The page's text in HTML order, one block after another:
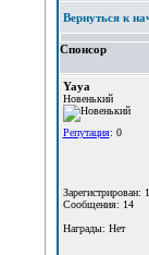
Вернуться к
Спонсор
Yaya
Новенький
Репутация: 0
Зарегистрирован:
Сообщения: 14
Награды: Нет